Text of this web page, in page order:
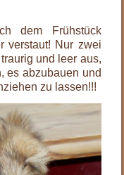
dem Frühstück
verstaut! Nur zwei
und leer aus,
es abzubauen und
zu lassen!!!